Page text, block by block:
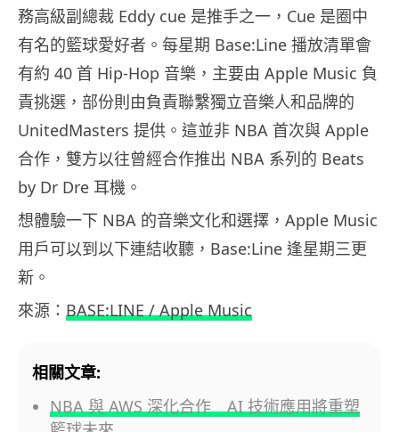
務高級副總裁 Eddy cue 是推手之一，Cue 是圈中
有名的籃球愛好者。每星期 Base:Line 播放清單會
有約 40 首 Hip-Hop 音樂，主要由 Apple Music 負
責挑選，部份則由負責聯繫獨立音樂人和品牌的
UnitedMasters 提供。這並非 NBA 首次與 Apple
合作，雙方以往曾經合作推出 NBA 系列的 Beats
by Dr Dre 耳機。
想體驗一下 NBA 的音樂文化和選擇，Apple Music
用戶可以到以下連結收聽，Base:Line 逢星期三更
新。
來源： BASE:LINE / Apple Music
相關文章:
NBA 與 AWS 深化合作 AI 技術應用將重塑